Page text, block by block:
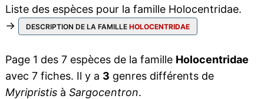
Liste des espèces pour la famille Holocentridae.
→
DESCRIPTION DE LA FAMILLE HOLOCENTRIDAE
Page 1 des 7 espèces de la famille Holocentridae
avec 7 fiches. Il y a 3 genres différents de
Myripristisà Sargocentron.